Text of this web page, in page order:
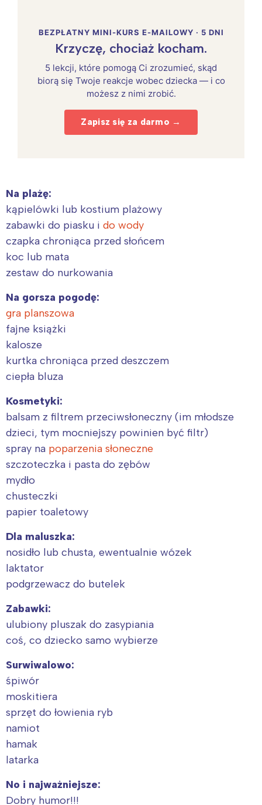
BEZPŁATNY MINI-KURS E-MAILOWY · 5 DNI
Krzyczę, chociaż kocham.
5 lekcji, które pomogą Ci zrozumieć, skąd
biorą się Twoje reakcje wobec dziecka — i co
możesz z nimi zrobić.
Zapisz się za darmo →
Na plażę:
kąpielówki lub kostium plażowy
zabawki do piasku i do wody
czapka chroniąca przed słońcem
koc lub mata
zestaw do nurkowania
Na gorsza pogodę:
gra planszowa
fajne książki
kalosze
kurtka chroniąca przed deszczem
ciepła bluza
Kosmetyki:
balsam z filtrem przeciwsłoneczny (im młodsze
dzieci, tym mocniejszy powinien być filtr)
spray na poparzenia słoneczne
szczoteczka i pasta do zębów
mydło
chusteczki
papier toaletowy
Dla maluszka:
nosidło lub chusta, ewentualnie wózek
laktator
podgrzewacz do butelek
Zabawki:
ulubiony pluszak do zasypiania
coś, co dziecko samo wybierze
Surwiwalowo:
śpiwór
moskitiera
sprzęt do łowienia ryb
namiot
hamak
latarka
No i najważniejsze:
Dobry humor!!!
tego regionu: